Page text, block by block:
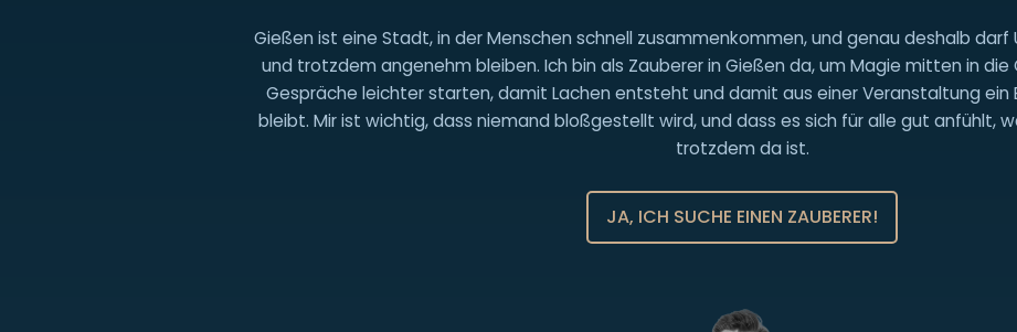
Gießen ist eine Stadt, in der Menschen schnell zusammenkommen, und genau deshalb
und trotzdem angenehm bleiben. Ich bin als Zauberer in Gießen da, um Magie mitten in die
Gespräche leichter starten, damit Lachen entsteht und damit aus einer Veranstaltung ein
bleibt. Mir ist wichtig, dass niemand bloßgestellt wird, und dass es sich für alle gut anfühlt,
trotzdem da ist.
JA, ICH SUCHE EINEN ZAUBERER!